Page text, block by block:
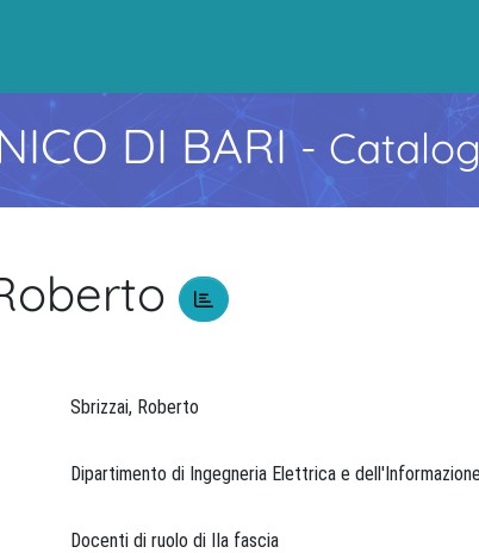
DI BARI-
Sbrizzai, Roberto
Dipartimento di Ingegneria Elettrica e dell'Informazione
Docenti di ruolo di IIa fascia